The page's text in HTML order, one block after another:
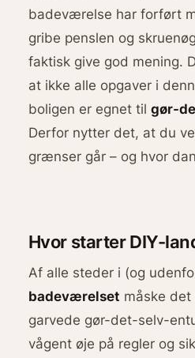
badeværelse har forført
gribe penslen og
faktisk give god mening.
at ikke alle opgaver i
boligen er egnet til gør-
Derfor nytter det, at du
grænser går – og hvor
Hvor starter DIY-
Af alle steder i (og
badeværelset måske
garvede gør-det-selv-
vågent øje på regler og